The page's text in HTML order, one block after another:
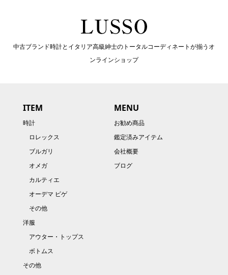
中古ブランド時計とイタリア高級紳士のトータルコーディネートが揃うオ
ンラインショップ
ITEM
時計
ロレックス
ブルガリ
オメガ
カルティエ
オーデマ ピゲ
その他
洋服
アウター・トップス
ボトムス
その他
MENU
お勧め商品
鑑定済みアイテム
会社概要
ブログ